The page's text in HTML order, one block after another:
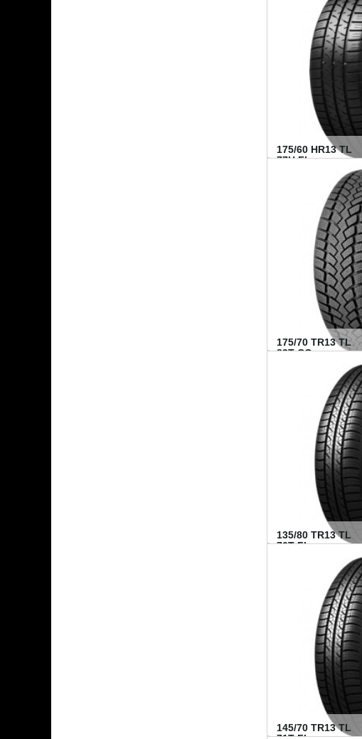
175/60 HR13 TL
77H FI...
175/70 TR13 TL
82T CO...
135/80 TR13 TL
70T FI...
145/70 TR13 TL